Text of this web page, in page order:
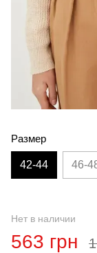
Размер
42-44 46-
Нет в наличии
563 грн